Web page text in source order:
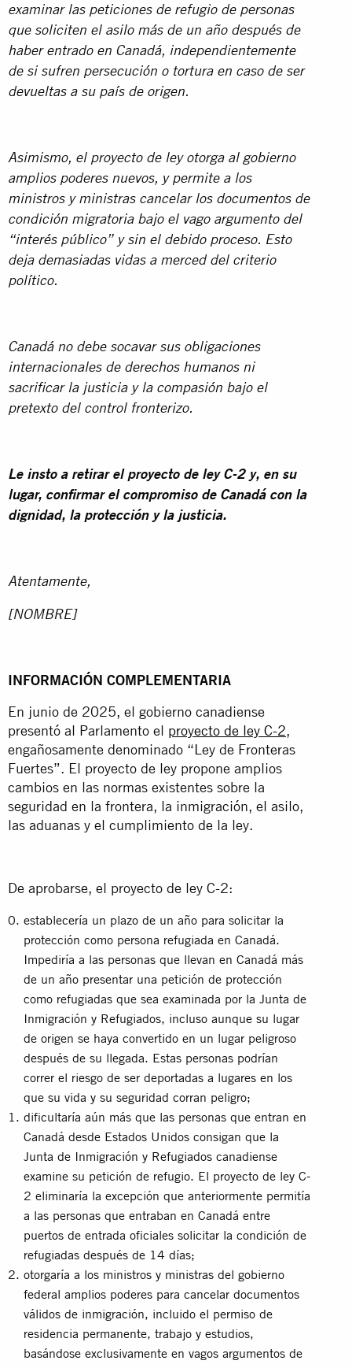
examinar las peticiones de refugio de personas
que soliciten el asilo más de un año después de
haber entrado en Canadá, independientemente
de si sufren persecución o tortura en caso de ser
devueltas a su país de origen.
Asimismo, el proyecto de ley otorga al gobierno
amplios poderes nuevos, y permite a los
ministros y ministras cancelar los documentos de
condición migratoria bajo el vago argumento del
“interés público” y sin el debido proceso. Esto
deja demasiadas vidas a merced del criterio
político.
Canadá no debe socavar sus obligaciones
internacionales de derechos humanos ni
sacrificar la justicia y la compasión bajo el
pretexto del control fronterizo.
Le insto a retirar el proyecto de ley C-2 y, en su
lugar, confirmar el compromiso de Canadá con la
dignidad, la protección y la justicia.
Atentamente,
[NOMBRE]
INFORMACIÓN COMPLEMENTARIA
En junio de 2025, el gobierno canadiense
presentó al Parlamento el proyecto de ley C-2,
engañosamente denominado “Ley de Fronteras
Fuertes”. El proyecto de ley propone amplios
cambios en las normas existentes sobre la
seguridad en la frontera, la inmigración, el asilo,
las aduanas y el cumplimiento de la ley.
De aprobarse, el proyecto de ley C-2:
establecería un plazo de un año para solicitar la
protección como persona refugiada en Canadá.
Impediría a las personas que llevan en Canadá más
de un año presentar una petición de protección
como refugiadas que sea examinada por la Junta de
Inmigración y Refugiados, incluso aunque su lugar
de origen se haya convertido en un lugar peligroso
después de su llegada. Estas personas podrían
correr el riesgo de ser deportadas a lugares en los
que su vida y su seguridad corran peligro;
dificultaría aún más que las personas que entran en
Canadá desde Estados Unidos consigan que la
Junta de Inmigración y Refugiados canadiense
examine su petición de refugio. El proyecto de ley C-
2 eliminaría la excepción que anteriormente permitía
a las personas que entraban en Canadá entre
puertos de entrada oficiales solicitar la condición de
refugiadas después de 14 días;
otorgaría a los ministros y ministras del gobierno
federal amplios poderes para cancelar documentos
válidos de inmigración, incluido el permiso de
residencia permanente, trabajo y estudios,
basándose exclusivamente en vagos argumentos de